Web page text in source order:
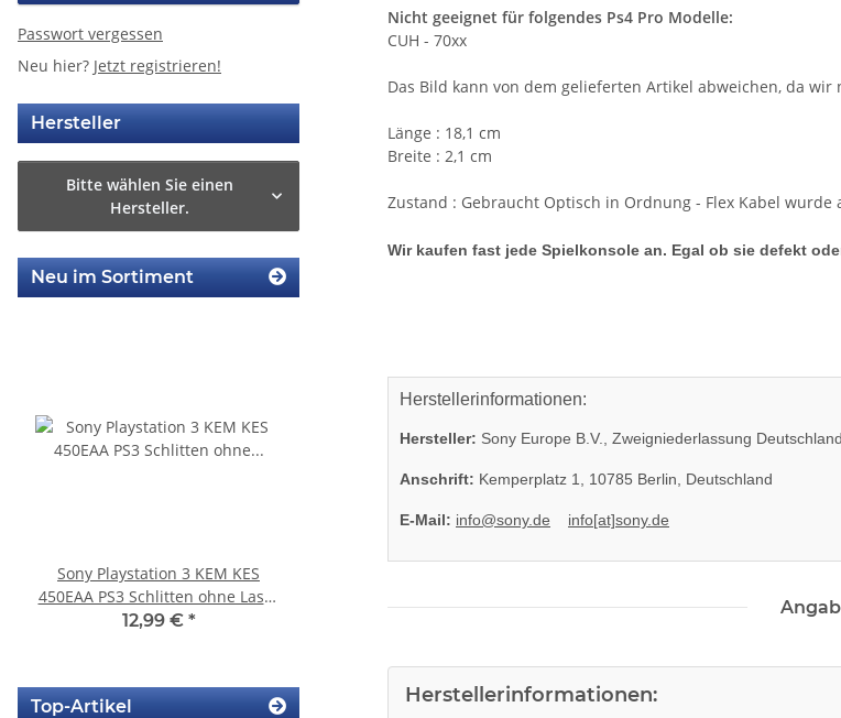
Nicht geeignet für folgendes Ps4 Pro Modelle:
CUH - 70xx
Das Bild kann von dem gelieferten Artikel abweichen, da
Länge : 18,1 cm
Breite : 2,1 cm
Zustand : Gebraucht Optisch in Ordnung - Flex Kabel
Wir kaufen fast jede Spielkonsole an. Egal ob sie defekt
Herstellerinformationen:
Hersteller: Sony Europe B.V., Zweigniederlassung Deutschland
Anschrift: Kemperplatz 1, 10785 Berlin, Deutschland
E-Mail: info@sony.de info[at]sony.de
Herstellerinformationen:
Passwort vergessen
Neu hier? Jetzt registrieren!
Hersteller
Bitte wählen Sie einen
Hersteller.
Neu im Sortiment
Sony Playstation 3 KEM KES
450EAA PS3 Schlitten ohne Laser
Blu-Ray Laufwerk 320
12,99 € *
185AB Internes Netzteil 220V
Top-Artikel